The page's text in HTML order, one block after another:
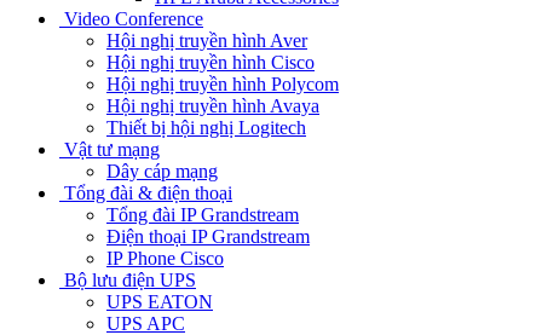
Video Conference
Hội nghị truyền hình Aver
Hội nghị truyền hình Cisco
Hội nghị truyền hình Polycom
Hội nghị truyền hình Avaya
Thiết bị hội nghị Logitech
Vật tư mạng
Dây cáp mạng
Tổng đài & điện thoại
Tổng đài IP Grandstream
Điện thoại IP Grandstream
IP Phone Cisco
Bộ lưu điện UPS
UPS EATON
UPS APC